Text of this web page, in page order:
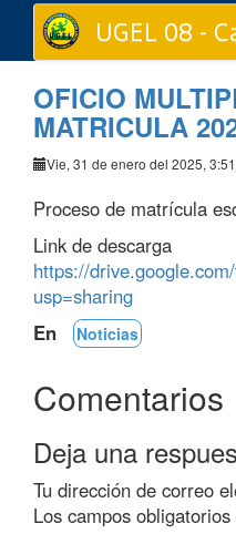
UGEL 08 -
OFICIO
MATRICULA
Vie, 31 de enero del 2025,
Proceso de matrícula
Link de descarga
https://
usp=sharing
En
Noticias
Comentarios
Deja una
Tu dirección de correo
Los campos